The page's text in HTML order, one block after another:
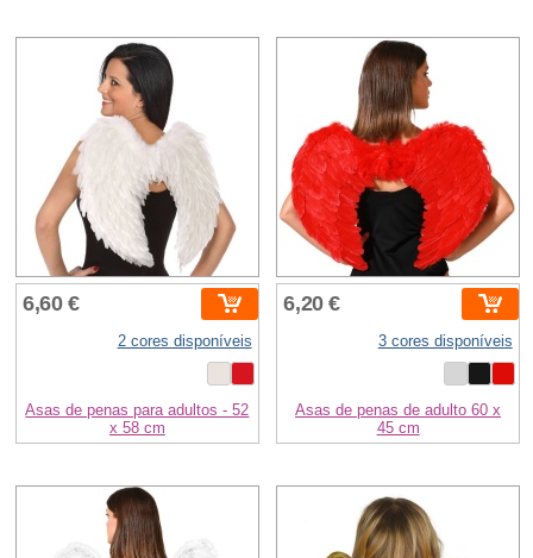
6,60 €
2 cores disponíveis
Asas de penas para adultos - 52
x 58 cm
6,20 €
3 cores disponíveis
Asas de penas de adulto 60 x
45 cm